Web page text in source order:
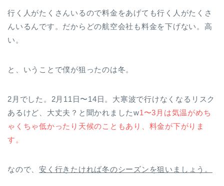
行く人がたくさんいるので料金をあげても行く人がたくさ
んいるんです。だからどの航空会社も料金を下げない。高
い。
と、いうことで僕が狙ったのは冬。
2月でした。2月11日〜14日。大寒波で行けなくなるリスク
あるけど、大丈夫？と聞かれましたw1〜3月は気温がめち
ゃくちゃ低かったり 天候のこともあり、料金が下がりま
す。
なので、安く行きたければ冬のシーズンを狙いましょう。